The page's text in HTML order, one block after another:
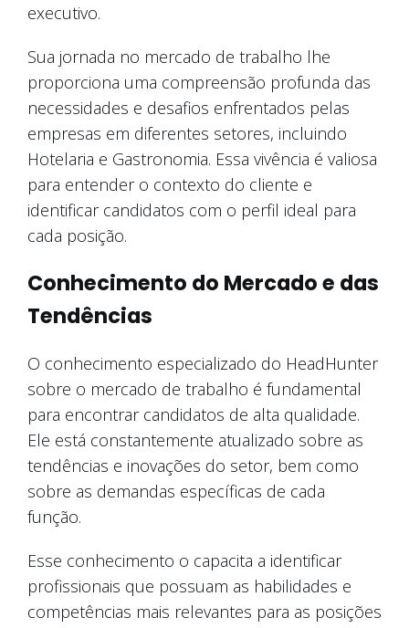
executivo.
Sua jornada no mercado de trabalho lhe
proporciona uma compreensão profunda das
necessidades e desafios enfrentados pelas
empresas em diferentes setores, incluindo
Hotelaria e Gastronomia. Essa vivência é valiosa
para entender o contexto do cliente e
identificar candidatos com o perfil ideal para
cada posição.
Conhecimento do Mercado e das
Tendências
O conhecimento especializado do HeadHunter
sobre o mercado de trabalho é fundamental
para encontrar candidatos de alta qualidade.
Ele está constantemente atualizado sobre as
tendências e inovações do setor, bem como
sobre as demandas específicas de cada
função.
Esse conhecimento o capacita a identificar
profissionais que possuam as habilidades e
competências mais relevantes para as posições